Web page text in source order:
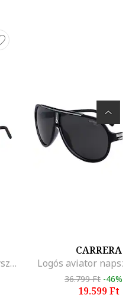
Szögletes napszemüveg egyszínű lencsékkel, Piros/Fekete
CARRERA
Logós aviator
36.799 Ft -46%
19.599 Ft